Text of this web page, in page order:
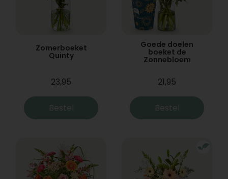
Zomerboeket
Quinty
23,95
Bestel
Goede doelen
boeket de
Zonnebloem
21,95
Bestel